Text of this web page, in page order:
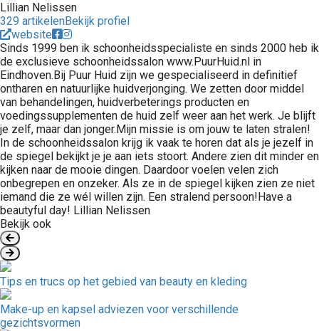
Lillian Nelissen
329 artikelenBekijk profiel
website
Sinds 1999 ben ik schoonheidsspecialiste en sinds 2000 heb ik
de exclusieve schoonheidssalon www.PuurHuid.nl in
Eindhoven.Bij Puur Huid zijn we gespecialiseerd in definitief
ontharen en natuurlijke huidverjonging. We zetten door middel
van behandelingen, huidverbeterings producten en
voedingssupplementen de huid zelf weer aan het werk. Je blijft
je zelf, maar dan jonger.Mijn missie is om jouw te laten stralen!
In de schoonheidssalon krijg ik vaak te horen dat als je jezelf in
de spiegel bekijkt je je aan iets stoort. Andere zien dit minder en
kijken naar de mooie dingen. Daardoor voelen velen zich
onbegrepen en onzeker. Als ze in de spiegel kijken zien ze niet
iemand die ze wél willen zijn. Een stralend persoon!Have a
beautyful day! Lillian Nelissen
Bekijk ook
Tips en trucs op het gebied van beauty en kleding
Make-up en kapsel adviezen voor verschillende
gezichtsvormen